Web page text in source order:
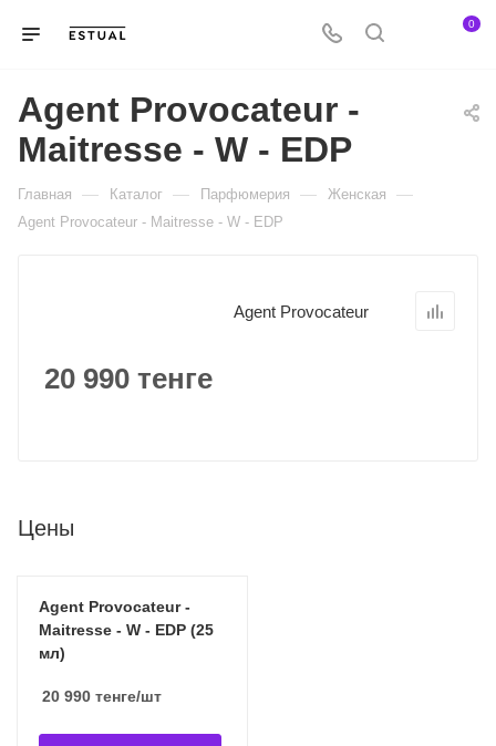
0
Agent Provocateur -
Maitresse - W - EDP
Главная — Каталог — Парфюмерия — Женская —
Agent Provocateur - Maitresse - W - EDP
Agent Provocateur
20 990 тенге
Цены
Agent Provocateur -
Maitresse - W - EDP (25
мл)
20 990 тенге/шт